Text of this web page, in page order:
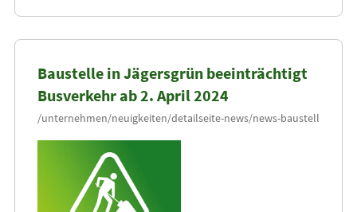
Baustelle in Jägersgrün beeinträchtigt
Busverkehr ab 2. April 2024